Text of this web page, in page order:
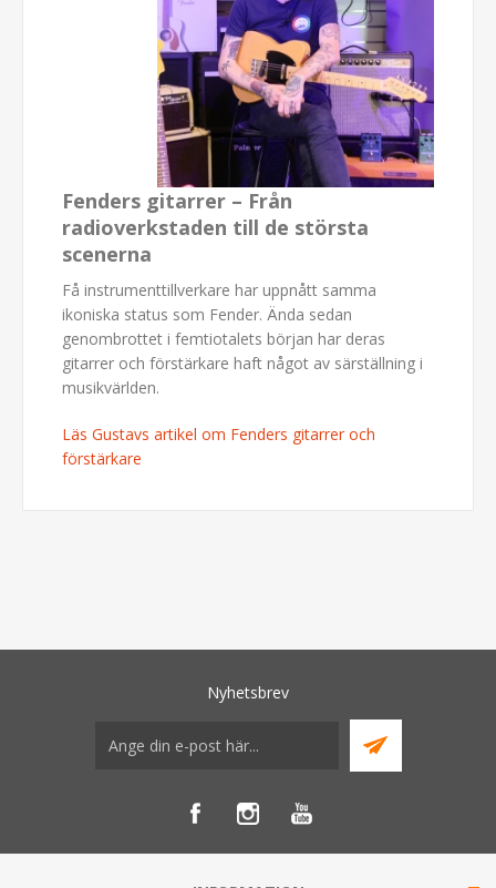
Fenders gitarrer – Från
radioverkstaden till de största
scenerna
Få instrumenttillverkare har uppnått samma
ikoniska status som Fender. Ända sedan
genombrottet i femtiotalets början har deras
gitarrer och förstärkare haft något av särställning i
musikvärlden.
Läs Gustavs artikel om Fenders gitarrer och
förstärkare
Nyhetsbrev